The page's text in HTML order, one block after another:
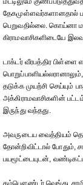
தேகமுள்ளவர்களானதால்
பெறுவதில்லை. கொய்னா
கிராமவாசிகளிடையே
டாக்டர் வீரபத்திர பிள்ளை
தடுக்க முயற்சி செய்யும்
அக்கிராமவாசிகளின்
இருந்து வந்தது.
அவருடைய வைத்தியம்
தோன்றிவிட்டால் போதும்,
பயமூட்டையுடன்,
கம்பௌண்டர் வெங்கடசாமி